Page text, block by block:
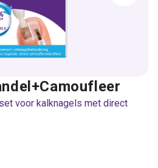
voor kalknagels met direct